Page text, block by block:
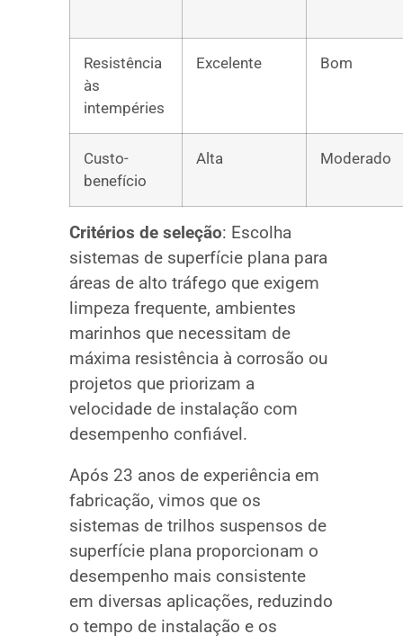
Resistência
às
intempéries
Excelente Bom
Custo-
benefício
Alta Moderado
Critérios de seleção: Escolha
sistemas de superfície plana para
áreas de alto tráfego que exigem
limpeza frequente, ambientes
marinhos que necessitam de
máxima resistência à corrosão ou
projetos que priorizam a
velocidade de instalação com
desempenho confiável.
Após 23 anos de experiência em
fabricação, vimos que os
sistemas de trilhos suspensos de
superfície plana proporcionam o
desempenho mais consistente
em diversas aplicações, reduzindo
o tempo de instalação e os